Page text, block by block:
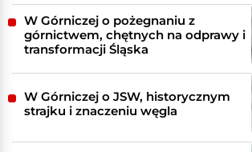
W Górniczej o pożegnaniu z
górnictwem, chętnych na odprawy i
transformacji Śląska
W Górniczej o JSW, historycznym
strajku i znaczeniu węgla